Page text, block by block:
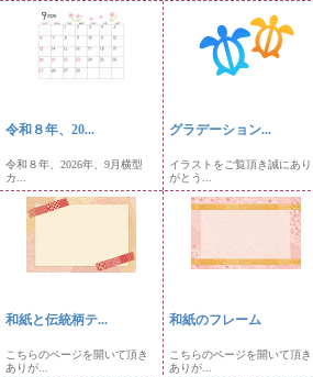
令和８年、20...
令和８年、2026年、9月横型
カ...
グラデーション...
イラストをご覧頂き誠にあり
がとう...
和紙と伝統柄テ...
こちらのページを開いて頂き
ありが...
和紙のフレーム
こちらのページを開いて頂き
ありが...